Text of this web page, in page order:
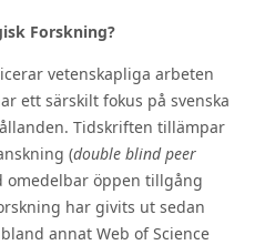
Forskning?
vetenskapliga arbeten
ett särskilt fokus på svenska
Tidskriften tillämpar
(double blind peer
omedelbar öppen tillgång
har givits ut sedan
annat Web of Science